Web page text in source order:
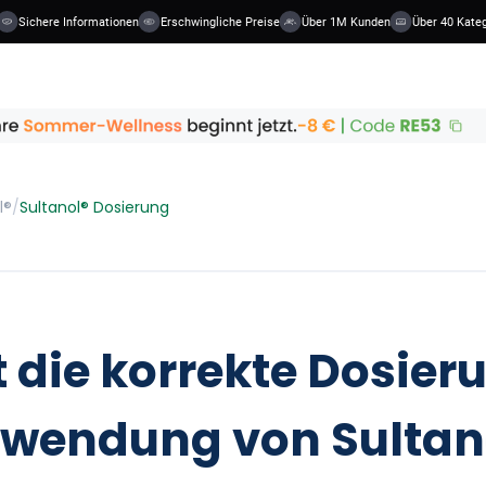
Informationen Erschwingliche Preise Über 1M Kunden Über 40
/Sultanol® Dosierung
die korrekte
von